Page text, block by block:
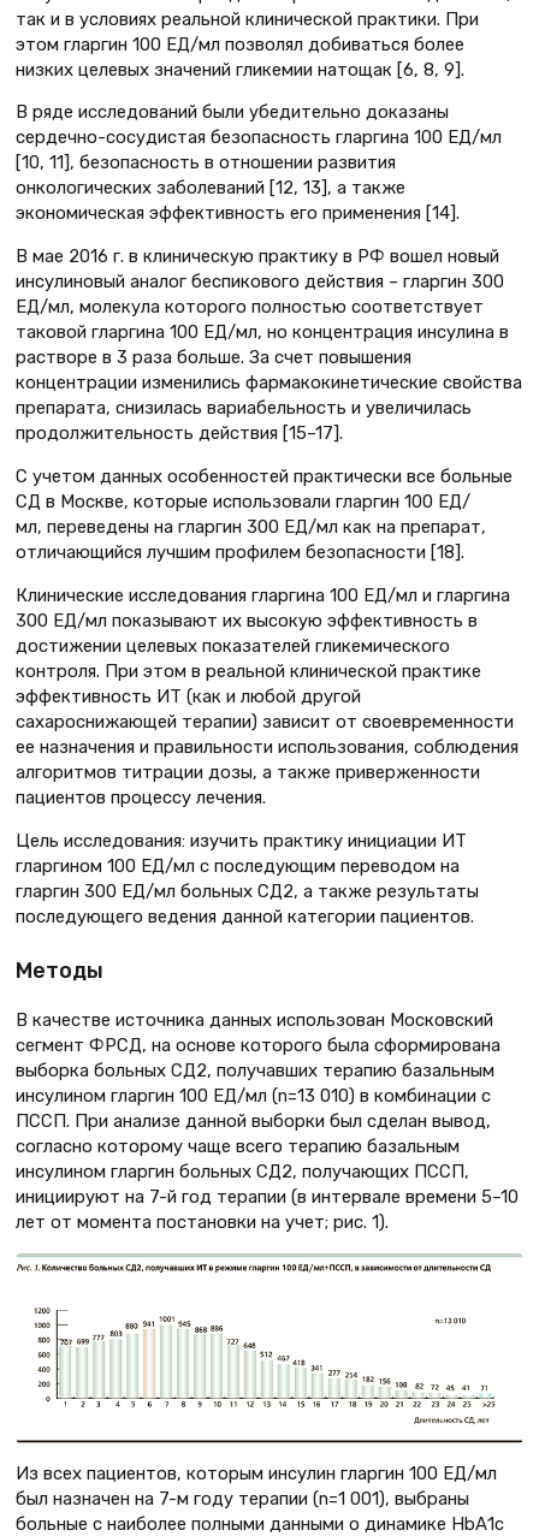
так и в условиях реальной клинической практики. При
этом гларгин 100 ЕД/мл позволял добиваться более
низких целевых значений гликемии натощак [6, 8, 9].
В ряде исследований были убедительно доказаны
сердечно-сосудистая безопасность гларгина 100 ЕД/мл
[10, 11], безопасность в отношении развития
онкологических заболеваний [12, 13], а также
экономическая эффективность его применения [14].
В мае 2016 г. в клиническую практику в РФ вошел новый
инсулиновый аналог беспикового действия – гларгин 300
ЕД/мл, молекула которого полностью соответствует
таковой гларгина 100 ЕД/мл, но концентрация инсулина в
растворе в 3 раза больше. За счет повышения
концентрации изменились фармакокинетические свойства
препарата, снизилась вариабельность и увеличилась
продолжительность действия [15–17].
С учетом данных особенностей практически все больные
СД в Москве, которые использовали гларгин 100 ЕД/
мл, переведены на гларгин 300 ЕД/мл как на препарат,
отличающийся лучшим профилем безопасности [18].
Клинические исследования гларгина 100 ЕД/мл и гларгина
300 ЕД/мл показывают их высокую эффективность в
достижении целевых показателей гликемического
контроля. При этом в реальной клинической практике
эффективность ИТ (как и любой другой
сахароснижающей терапии) зависит от своевременности
ее назначения и правильности использования, соблюдения
алгоритмов титрации дозы, а также приверженности
пациентов процессу лечения.
Цель исследования: изучить практику инициации ИТ
гларгином 100 ЕД/мл с последующим переводом на
гларгин 300 ЕД/мл больных СД2, а также результаты
последующего ведения данной категории пациентов.
Методы
В качестве источника данных использован Московский
сегмент ФРСД, на основе которого была сформирована
выборка больных СД2, получавших терапию базальным
инсулином гларгин 100 ЕД/мл (n=13 010) в комбинации с
ПССП. При анализе данной выборки был сделан вывод,
согласно которому чаще всего терапию базальным
инсулином гларгин больных СД2, получающих ПССП,
инициируют на 7-й год терапии (в интервале времени 5–10
лет от момента постановки на учет; рис. 1).
Из всех пациентов, которым инсулин гларгин 100 ЕД/мл
был назначен на 7-м году терапии (n=1 001), выбраны
больные с наиболее полными данными о динамике НbА1с